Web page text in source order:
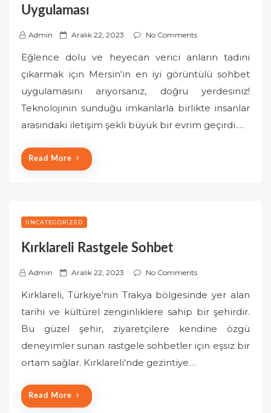
Uygulaması
Admin
P
s
e
d
o
Aralık 22, 2023 No Comments
Eğlence dolu ve heyecan verici anların tadını
çıkarmak için Mersin'in en iyi görüntülü sohbet
uygulamasını arıyorsanız, doğru yerdesiniz!
Teknolojinin sunduğu imkanlarla birlikte insanlar
arasındaki iletişim şekli büyük bir evrim geçirdi.…
Read More
UNCATEGORIZED
Kırklareli Rastgele Sohbet
Admin
P
t
e
d
o
Aralık 22, 2023 No Comments
Kırklareli, Türkiye'nin Trakya bölgesinde yer alan
tarihi ve kültürel zenginliklere sahip bir şehirdir.
Bu güzel şehir, ziyaretçilere kendine özgü
deneyimler sunan rastgele sohbetler için eşsiz bir
ortam sağlar. Kırklareli'nde gezintiye…
Read More